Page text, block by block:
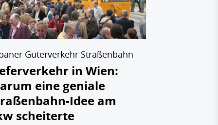
Güterverkehr Straßenbahn
in Wien:
eine geniale
Idee am
scheiterte